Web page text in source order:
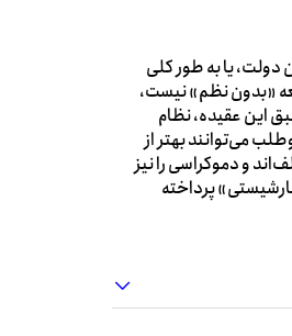
یا به‌ طور کلی
«بدون نظم» نیست،
این عقیده، نظام
می‌توانند بهتر از
و دموکراسی را نیز
پرداخته